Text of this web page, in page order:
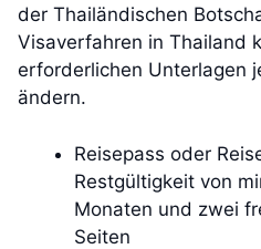
der Thailändischen
Visaverfahren in Thailand
erforderlichen Unterlagen
ändern.
Reisepass oder
Restgültigkeit von
Monaten und zwei
Seiten